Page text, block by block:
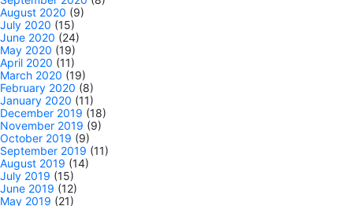
August 2020 (9)
July 2020 (15)
June 2020 (24)
May 2020 (19)
April 2020 (11)
March 2020 (19)
February 2020 (8)
January 2020 (11)
December 2019 (18)
November 2019 (9)
October 2019 (9)
September 2019 (11)
August 2019 (14)
July 2019 (15)
June 2019 (12)
May 2019 (21)